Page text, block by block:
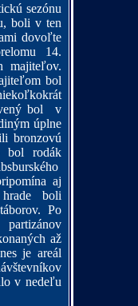
sezónu
boli v ten
dovoľte
14.
majiteľov.
bol
bol
v
úplne
bronzovú
bol rodák
aj
boli
Po
až
je areál
v nedeľu